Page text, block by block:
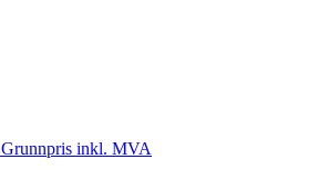
Grunnpris inkl. MVA